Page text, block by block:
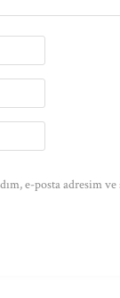
e-posta adresim